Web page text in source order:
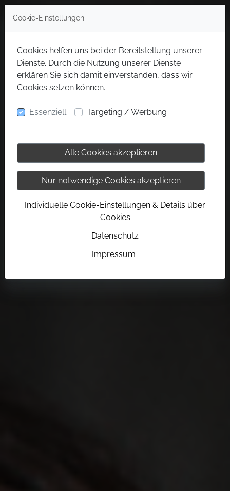
Cookie-Einstellungen
Cookies helfen uns bei der Bereitstellung unserer
Dienste. Durch die Nutzung unserer Dienste
erklären Sie sich damit einverstanden, dass wir
Cookies setzen können.
Essenziell Targeting / Werbung
Alle Cookies akzeptieren
Nur notwendige Cookies akzeptieren
Individuelle Cookie-Einstellungen & Details über
Cookies
Datenschutz
Impressum